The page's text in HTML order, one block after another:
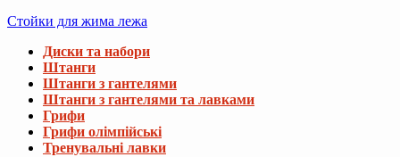
Стойки для жима лежа
Диски та набори
Штанги
Штанги з гантелями
Штанги з гантелями та лавками
Грифи
Грифи олімпійські
Тренувальні лавки